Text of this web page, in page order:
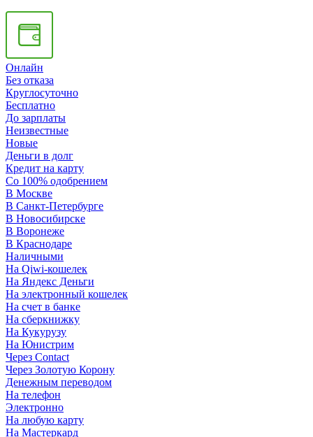
Онлайн
Без отказа
Круглосуточно
Бесплатно
До зарплаты
Неизвестные
Новые
Деньги в долг
Кредит на карту
Со 100% одобрением
В Москве
В Санкт-Петербурге
В Новосибирске
В Воронеже
В Краснодаре
Наличными
На Qiwi-кошелек
На Яндекс Деньги
На электронный кошелек
На счет в банке
На сберкнижку
На Кукурузу
На Юнистрим
Через Contact
Через Золотую Корону
Денежным переводом
На телефон
Электронно
На любую карту
На Мастеркард